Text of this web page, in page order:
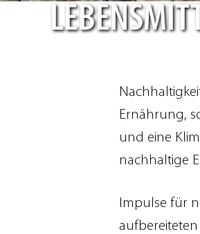
Ernährung,
und eine
nachhaltige
Impulse für